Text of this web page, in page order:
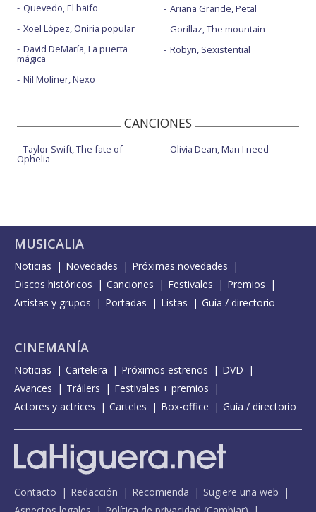
Quevedo, El baifo
Xoel López, Oniria popular
David DeMaría, La puerta
mágica
Nil Moliner, Nexo
Ariana Grande, Petal
Gorillaz, The mountain
Robyn, Sexistential
CANCIONES
Taylor Swift, The fate of
Ophelia
Olivia Dean, Man I need
MUSICALIA
Noticias Novedades
Próximas novedades
Discos históricos
Canciones Festivales
Premios
Artistas y grupos
Portadas Listas Guía / directorio
CINEMANÍA
Noticias Cartelera Próximos estrenos
DVD
Avances
Tráilers
Festivales + premios
Actores y actrices
Carteles Box-office Guía / directorio
Contacto Redacción Recomienda
Sugiere una web